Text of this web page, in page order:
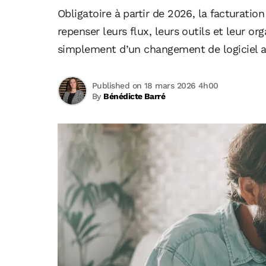
Obligatoire à partir de 2026, la
repenser leurs flux, leurs outils et leur
simplement d’un changement de logiciel
By Bénédicte Barré
Published on 18 mars 2026 4h00